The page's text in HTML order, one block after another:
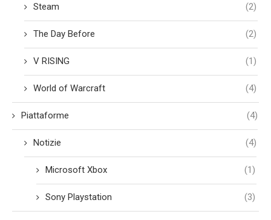
Steam (2)
The Day Before (2)
V RISING (1)
World of Warcraft (4)
Piattaforme (4)
Notizie (4)
Microsoft Xbox (1)
Sony Playstation (3)